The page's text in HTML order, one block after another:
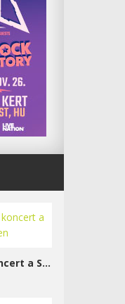
Zuboly koncert a STENK-ben